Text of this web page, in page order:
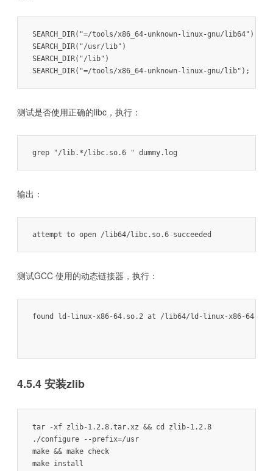
SEARCH_DIR("=/tools/x86_64-unknown-linux-gnu/lib64")
SEARCH_DIR("/usr/lib")
SEARCH_DIR("/lib")
SEARCH_DIR("=/tools/x86_64-unknown-linux-gnu/lib");
测试是否使用正确的libc，执行：
grep "/lib.*/libc.so.6 " dummy.log
输出：
attempt to open /lib64/libc.so.6 succeeded
测试GCC 使用的动态链接器，执行：
found ld-linux-x86-64.so.2 at /lib64/ld-linux-x86-
4.5.4 安装zlib
tar -xf zlib-1.2.8.tar.xz && cd zlib-1.2.8
./configure --prefix=/usr
make && make check
make install